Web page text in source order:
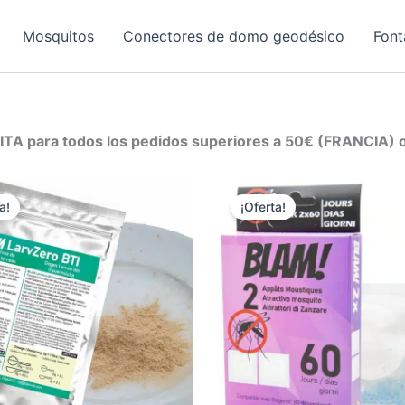
Mosquitos Conectores de domo geodésico
para todos los pedidos superiores a 50€ (FRANCIA)
¡Oferta!